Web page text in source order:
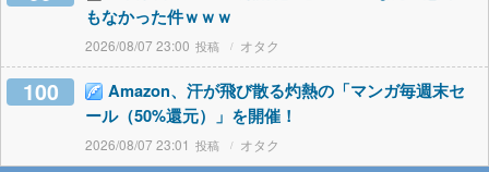
もなかった件ｗｗｗ
2026/08/07 23:00 オタク
100
Amazon、汗が飛び散る灼熱の「マンガ毎週末セ
ール（50%還元）」を開催！
2026/08/07 23:01 オタク